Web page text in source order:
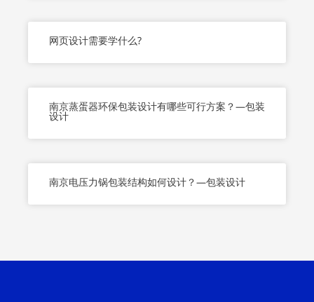
网页设计需要学什么?
南京蒸蛋器环保包装设计有哪些可行方案？—包装
设计
南京电压力锅包装结构如何设计？—包装设计